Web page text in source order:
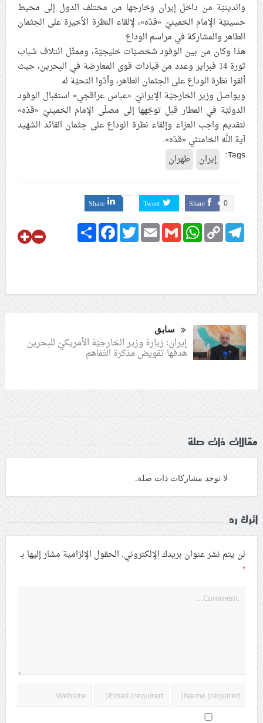
مركز أمريكيّ: الهجمات الإيرانية هزّت الثقة بالحماية
الأمريكيّة لدول الخليج
وفود دوليّة في طهران لتوديع جثمان الشهيد القائد الخامنئيّ
«قدّه»
والدينيّة من داخل إيران وخارجها من مختلف الدول إلى محيط
حسينيّة الإمام الخمينيّ «قدّه»، لإلقاء النظرة الأخيرة على الجثمان
الطاهر والمشاركة في مراسم الوداع.
هذا وكان من بين الوفود شخصيّات خليجيّة، وممثّل ائتلاف شباب
ثورة 14 فبراير وعدد من قيادات قوى المعارضة في البحرين، حيث
ألقوا نظرة الوداع على الجثمان الطاهر، وأدّوا التحيّة له.
ويواصل وزير الخارجيّة الإيرانيّ «عباس عراقجي» استقبال الوفود
الدوليّة في المطار قبل توجّهها إلى مصلّی الإمام الخمينيّ «قدّه»
لتقديم واجب العزاء وإلقاء نظرة الوداع علی جثمان القائد الشهيد
آية الله الخامنئي «قدّه».
Tags: إيران طهران
Share 0
Tweet
Share
ShareFacebookTwitterEmailGmail
WhatsApp Copy
Link
Telegram
سابق
إيران: زيارة وزير الخارجيّة الأمريكيّ للبحرين
هدفها تقويض مذكرة التّفاهم
مقالات ذات صلة
لا توجد مشاركات ذات صلة.
اترك رد
لن يتم نشر عنوان بريدك الإلكتروني. الحقول الإلزامية مشار إليها بـ
*